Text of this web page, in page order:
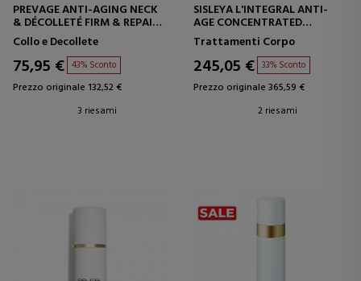
PREVAGE ANTI-AGING NECK
& DÉCOLLETÉ FIRM & REPAIR
CREAM
CREMA ANTI-ETÀ -
RASSODANTE - RIPARATRICE
Collo e Decollete
75,95 € 43% Sconto
Prezzo originale 132,52 €
3 riesami
SISLEYA L'INTEGRAL ANTI-
AGE CONCENTRATED
FIRMING BODY CREAM
CREMA CORPO RASSODANTE
Trattamenti Corpo
245,05 € 33% Sconto
Prezzo originale 365,59 €
2 riesami